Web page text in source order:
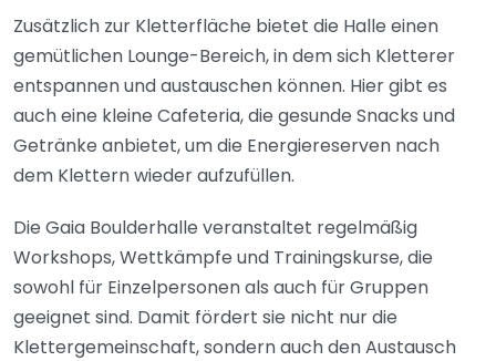
Zusätzlich zur Kletterfläche bietet die Halle einen
gemütlichen Lounge-Bereich, in dem sich Kletterer
entspannen und austauschen können. Hier gibt es
auch eine kleine Cafeteria, die gesunde Snacks und
Getränke anbietet, um die Energiereserven nach
dem Klettern wieder aufzufüllen.
Die Gaia Boulderhalle veranstaltet regelmäßig
Workshops, Wettkämpfe und Trainingskurse, die
sowohl für Einzelpersonen als auch für Gruppen
geeignet sind. Damit fördert sie nicht nur die
Klettergemeinschaft, sondern auch den Austausch